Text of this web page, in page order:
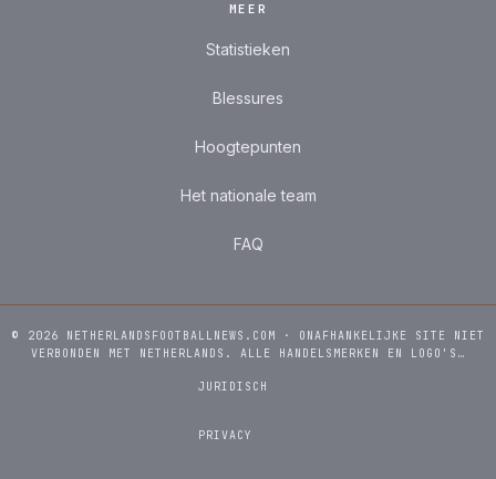
MEER
Statistieken
Blessures
Hoogtepunten
Het nationale team
FAQ
© 2026 NETHERLANDSFOOTBALLNEWS.COM · ONAFHANKELIJKE SITE NIET
VERBONDEN MET NETHERLANDS. ALLE HANDELSMERKEN EN LOGO'S…
JURIDISCH
PRIVACY